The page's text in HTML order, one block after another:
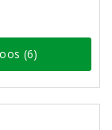
(6)